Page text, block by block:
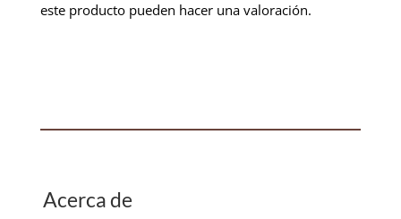
este producto pueden hacer una valoración.
Acerca de